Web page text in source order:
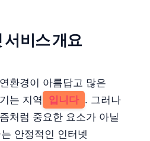
서비스 개요
환경이 아름답고 많은
는 지역
입니다 . 그러나
처럼 중요한 요소가 아닐
안정적인 인터넷